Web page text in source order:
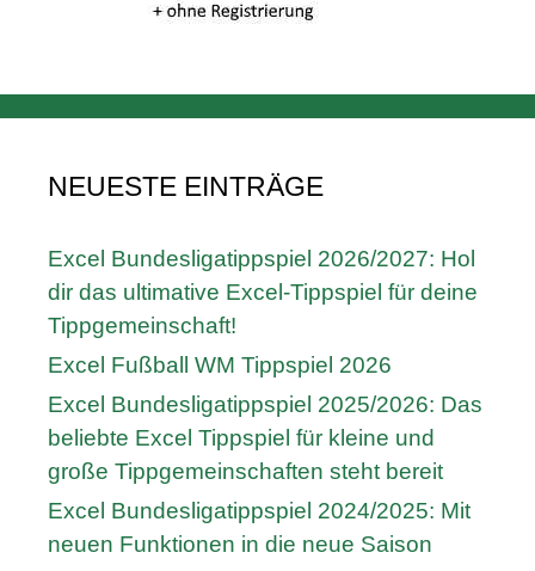
NEUESTE EINTRÄGE
Excel Bundesligatippspiel 2026/2027: Hol
dir das ultimative Excel-Tippspiel für deine
Tippgemeinschaft!
Excel Fußball WM Tippspiel 2026
Excel Bundesligatippspiel 2025/2026: Das
beliebte Excel Tippspiel für kleine und
große Tippgemeinschaften steht bereit
Excel Bundesligatippspiel 2024/2025: Mit
neuen Funktionen in die neue Saison